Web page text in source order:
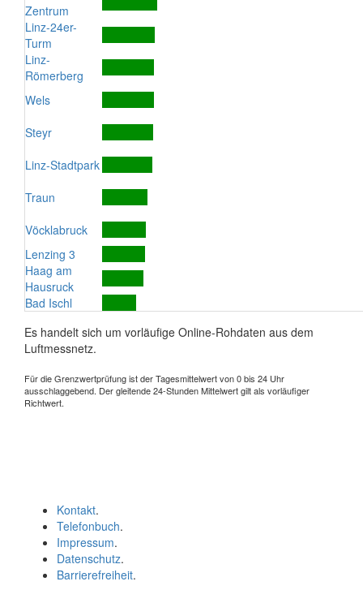
Zentrum
Linz-24er-
Turm
Linz-
Römerberg
Wels
Steyr
Linz-Stadtpark
Traun
Vöcklabruck
Lenzing 3
Haag am
Hausruck
Bad Ischl
Es handelt sich um vorläufige Online-Rohdaten aus dem
Luftmessnetz.
Für die Grenzwertprüfung ist der Tagesmittelwert von 0 bis 24 Uhr
ausschlaggebend. Der gleitende 24-Stunden Mittelwert gilt als vorläufiger
Richtwert.
Kontakt.
Telefonbuch.
Impressum.
Datenschutz.
Barrierefreiheit.